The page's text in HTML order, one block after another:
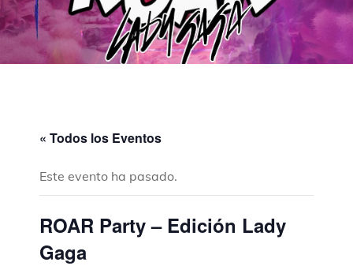
« Todos los Eventos
Este evento ha pasado.
ROAR Party – Edición Lady
Gaga